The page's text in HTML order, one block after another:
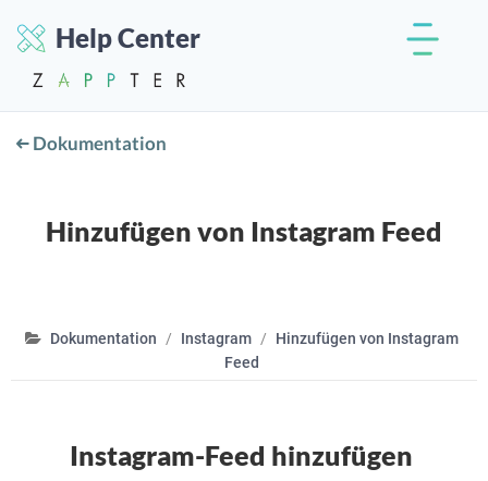
Help Center
Dokumentation
Hinzufügen von Instagram Feed
Dokumentation Instagram
Hinzufügen von Instagram
Feed
Instagram-Feed hinzufügen